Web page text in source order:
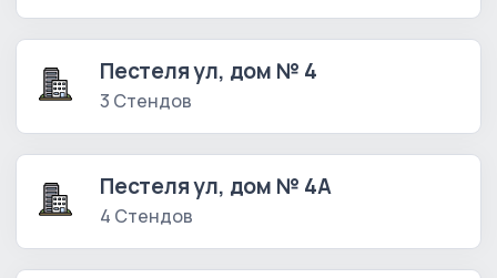
Пестеля ул, дом № 4
3 Стендов
Пестеля ул, дом № 4А
4 Стендов